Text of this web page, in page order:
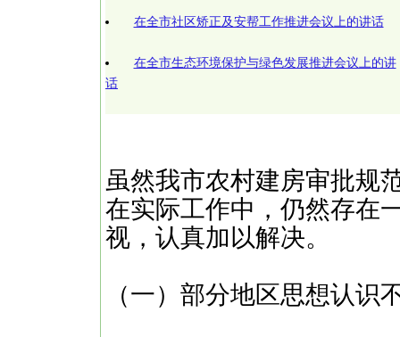
在全市社区矫正及安帮工作推进会议上的讲话
在全市生态环境保护与绿色发展推进会议上的讲
话
虽然我市农村建房审批规
在实际工作中，仍然存在
视，认真加以解决。
（一）部分地区思想认识